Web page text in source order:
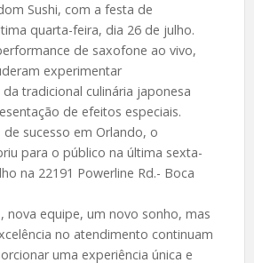
Sushi, com a festa de
quarta-feira, dia 26 de julho.
de saxofone ao vivo,
experimentar
tradicional culinária japonesa
de efeitos especiais.
sucesso em Orlando, o
para o público na última sexta-
na 22191 Powerline Rd.- Boca
nova equipe, um novo sonho, mas
no atendimento continuam
uma experiência única e